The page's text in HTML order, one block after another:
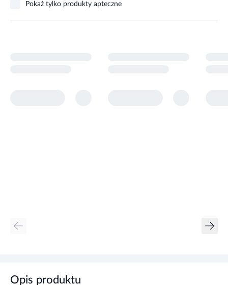
Pokaż tylko produkty apteczne
Opis produktu